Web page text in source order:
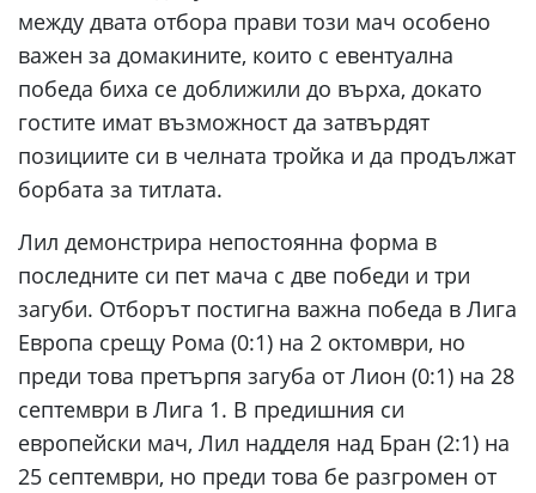
между двата отбора прави този мач особено
важен за домакините, които с евентуална
победа биха се доближили до върха, докато
гостите имат възможност да затвърдят
позициите си в челната тройка и да продължат
борбата за титлата.
Лил демонстрира непостоянна форма в
последните си пет мача с две победи и три
загуби. Отборът постигна важна победа в Лига
Европа срещу Рома (0:1) на 2 октомври, но
преди това претърпя загуба от Лион (0:1) на 28
септември в Лига 1. В предишния си
европейски мач, Лил надделя над Бран (2:1) на
25 септември, но преди това бе разгромен от